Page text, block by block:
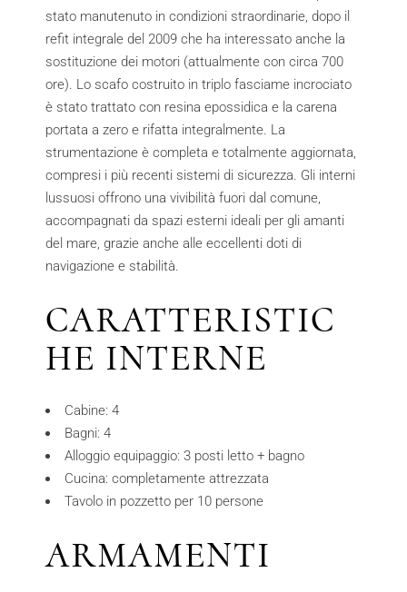
stato manutenuto in condizioni straordinarie, dopo il
refit integrale del 2009 che ha interessato anche la
sostituzione dei motori (attualmente con circa 700
ore). Lo scafo costruito in triplo fasciame incrociato
è stato trattato con resina epossidica e la carena
portata a zero e rifatta integralmente. La
strumentazione è completa e totalmente aggiornata,
compresi i più recenti sistemi di sicurezza. Gli interni
lussuosi offrono una vivibilità fuori dal comune,
accompagnati da spazi esterni ideali per gli amanti
del mare, grazie anche alle eccellenti doti di
navigazione e stabilità.
CARATTERISTIC
HE INTERNE
Cabine: 4
Bagni: 4
Alloggio equipaggio: 3 posti letto + bagno
Cucina: completamente attrezzata
Tavolo in pozzetto per 10 persone
ARMAMENTI